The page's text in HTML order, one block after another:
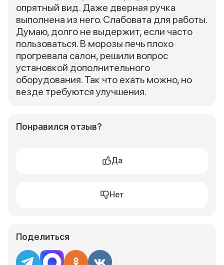
опрятный вид. Даже дверная ручка
выполнена из него. Слабовата для работы.
Думаю, долго не выдержит, если часто
пользоваться. В морозы печь плохо
прогревала салон, решили вопрос
установкой дополнительного
оборудования. Так что ехать можно, но
везде требуются улучшения.
Понравился отзыв?
Да
Нет
Поделиться